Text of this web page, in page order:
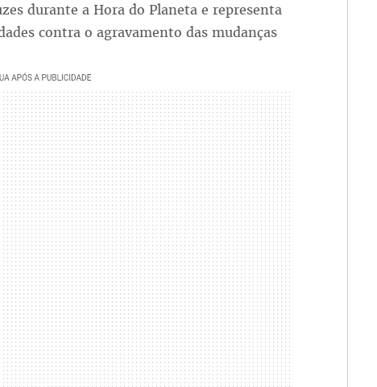
durante a Hora do Planeta e representa
contra o agravamento das mudanças